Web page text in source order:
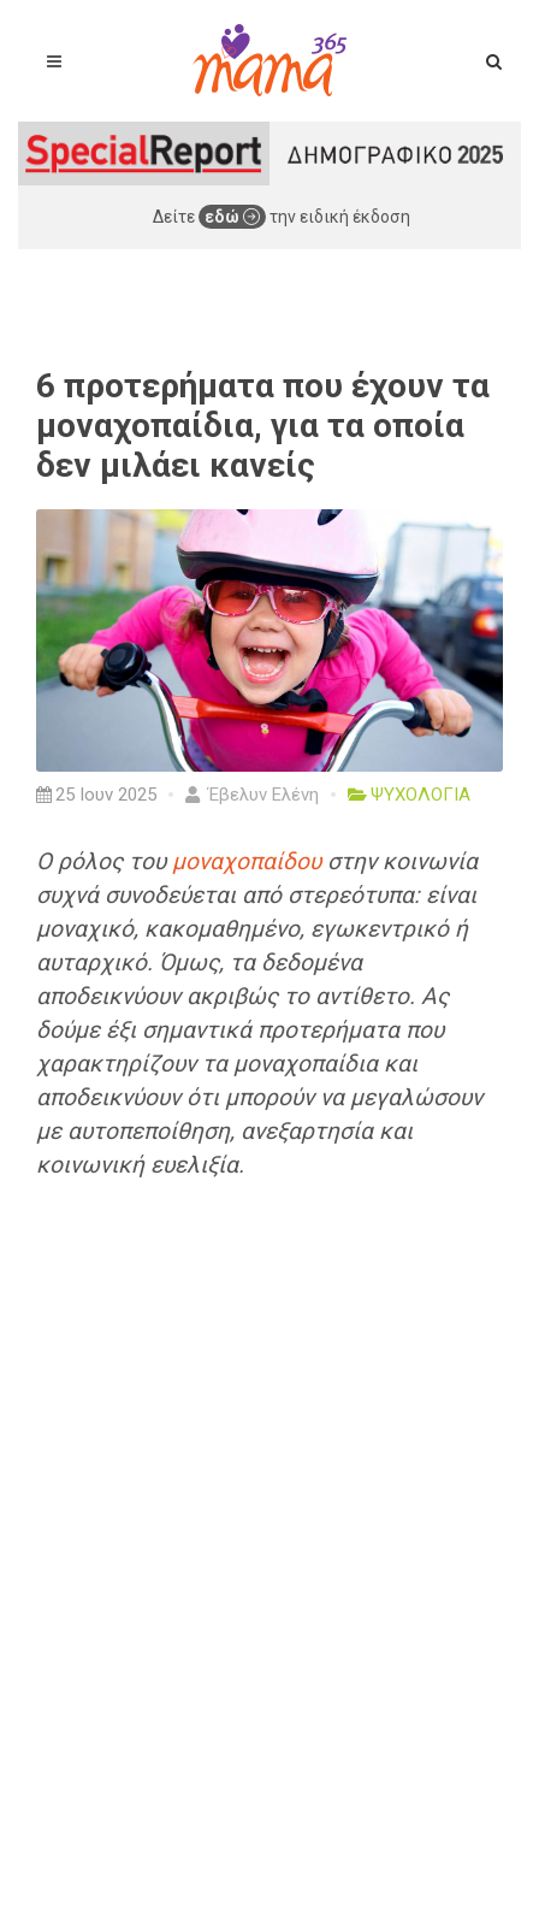
Δείτε εδώ την ειδική έκδοση
6 προτερήματα που έχουν τα
μοναχοπαίδια, για τα οποία
δεν μιλάει κανείς
25 Ιουν 2025 Έβελυν Ελένη ΨΥΧΟΛΟΓΙΑ
Ο ρόλος τουμοναχοπαί­δουστην κοινωνία
συχνά συνοδεύεται από στερεότυπα: είναι
μοναχικό, κακομαθημένο, εγωκεντρικό ή
αυταρχικό. Όμως, τα δεδομένα
αποδεικνύουν ακριβώς το αντίθετο. Ας
δούμε έξι σημαντικά προτερήματα που
χαρακτηρίζουν τα μοναχοπαίδια και
αποδεικνύουν ότι μπορούν να μεγαλώσουν
με αυτοπεποίθηση, ανεξαρτησία και
κοινωνική ευελιξία.